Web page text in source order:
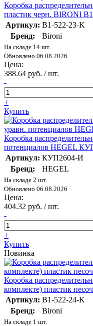
Коробка
пластик черн. BIRONI
Артикул: B1-522-23-K
Бренд:
Bironi
На складе 14 шт.
Обновлено 06.08.2026
Цена:
388.64 руб. / шт.
-
+
Купить
Коробка
потенциалов HEGEL
Артикул: КУП2604-И
Бренд:
HEGEL
На складе 2 шт.
Обновлено 06.08.2026
Цена:
404.32 руб. / шт.
-
+
Купить
Новинка
Коробка
комплекте) пластик
Артикул: B1-522-24-K
Бренд:
Bironi
На складе 1 шт.